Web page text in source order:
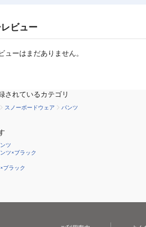
ビュー
ューはまだありません。
されているカテゴリ
スノーボードウェア パンツ
ツ
ツ×ブラック
ブラック